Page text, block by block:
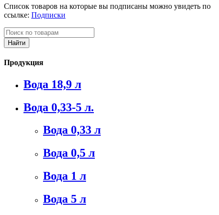
Список товаров на которые вы подписаны можно увидеть по
ссылке: Подписки
Продукция
Вода 18,9 л
Вода 0,33-5 л.
Вода 0,33 л
Вода 0,5 л
Вода 1 л
Вода 5 л